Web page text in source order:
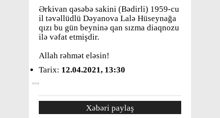
Ərkivan qəsəbə sakini (Bədirli) 1959-cu
il təvəllüdlü Dəyanova Lalə Hüseynağa
qızı bu gün beyninə qan sızma diaqnozu
ilə vəfat etmişdir.
Allah rəhmət eləsin!
Tarix: 12.04.2021, 13:30
Xəbəri paylaş